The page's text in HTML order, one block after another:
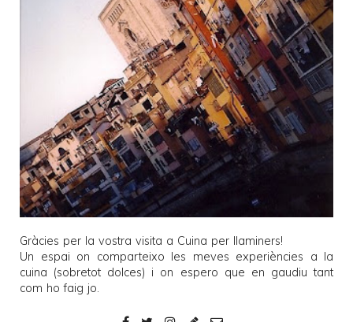
Gràcies per la vostra visita a Cuina per llaminers!
Un espai on comparteixo les meves experiències a la
cuina (sobretot dolces) i on espero que en gaudiu tant
com ho faig jo.